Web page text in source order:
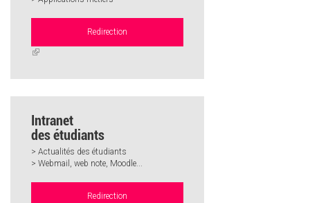
Redirection
(link
Intranet
des étudiants
> Actualités des étudiants
> Webmail, web note, Moodle...
Redirection